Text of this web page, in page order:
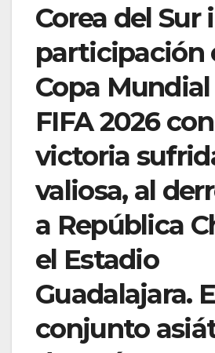
Corea del Sur
participación
Copa
FIFA 2026
victoria
valiosa, al
a República
el Estadio
Guadalajara.
conjunto